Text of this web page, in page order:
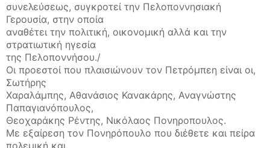
συνελεύσεως, συγκροτεί την Πελοποννησιακή
Γερουσία, στην οποία
αναθέτει την πολιτική, οικονομική αλλά και την
στρατιωτική ηγεσία
της Πελοποννήσου./
Οι προεστοί που πλαισιώνουν τον Πετρόμπεη είναι οι,
Σωτήρης
Χαραλάμπης, Αθανάσιος Κανακάρης, Αναγνώστης
Παπαγιανόπουλος,
Θεοχαράκης Ρέντης, Νικόλαος Πονηροπουλος.
Με εξαίρεση τον Πονηρόπουλο που διέθετε και πείρα
πολεμική και